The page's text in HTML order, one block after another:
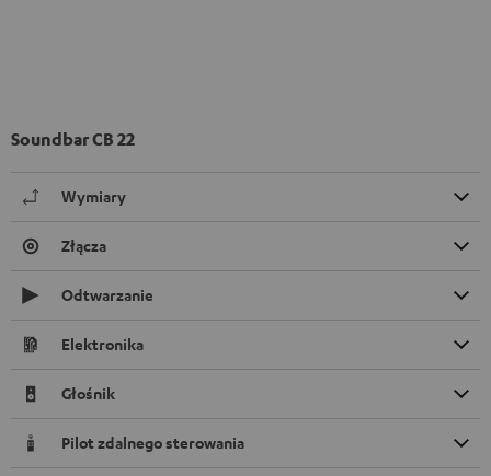
Soundbar CB 22
Wymiary
Złącza
Odtwarzanie
Elektronika
Głośnik
Pilot zdalnego sterowania